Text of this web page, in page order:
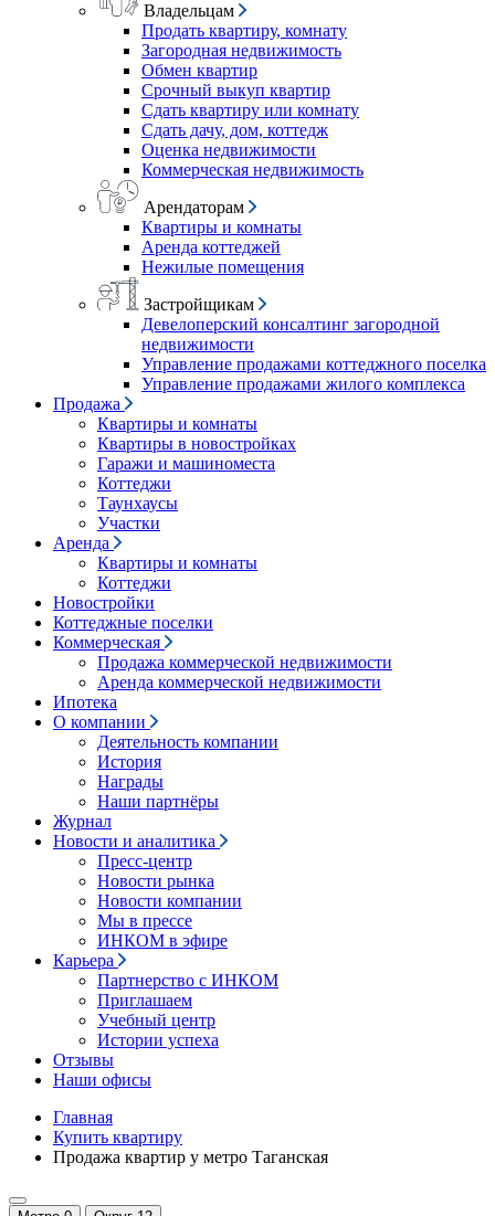
Владельцам
Продать квартиру, комнату
Загородная недвижимость
Обмен квартир
Срочный выкуп квартир
Сдать квартиру или комнату
Сдать дачу, дом, коттедж
Оценка недвижимости
Коммерческая недвижимость
Арендаторам
Квартиры и комнаты
Аренда коттеджей
Нежилые помещения
Застройщикам
Девелоперский консалтинг загородной
недвижимости
Управление продажами коттеджного поселка
Управление продажами жилого комплекса
Продажа
Квартиры и комнаты
Квартиры в новостройках
Гаражи и машиноместа
Коттеджи
Таунхаусы
Участки
Аренда
Квартиры и комнаты
Коттеджи
Новостройки
Коттеджные поселки
Коммерческая
Продажа коммерческой недвижимости
Аренда коммерческой недвижимости
Ипотека
О компании
Деятельность компании
История
Награды
Наши партнёры
Журнал
Новости и аналитика
Пресс-центр
Новости рынка
Новости компании
Мы в прессе
ИНКОМ в эфире
Карьера
Партнерство с ИНКОМ
Приглашаем
Учебный центр
Истории успеха
Отзывы
Наши офисы
Главная
Купить квартиру
Продажа квартир у метро Таганская